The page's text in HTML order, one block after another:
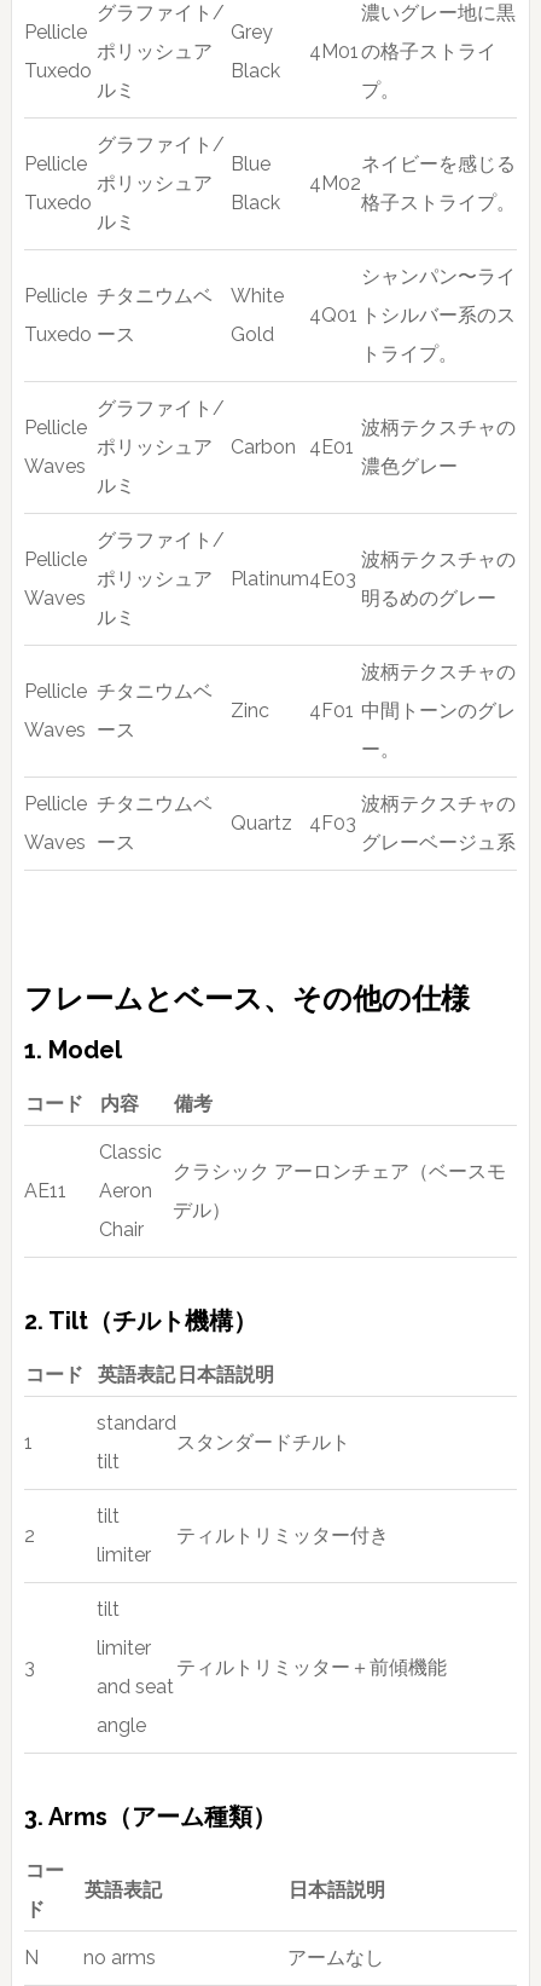
Pellicle
Tuxedo
グラファイト/
ポリッシュア
ルミ
Grey
Black
4M01
濃いグレー地に黒
の格子ストライ
プ。
Pellicle
Tuxedo
グラファイト/
ポリッシュア
ルミ
Blue
Black
4M02
ネイビーを感じる
格子ストライプ。
Pellicle
Tuxedo
チタニウムベ
ース
White
Gold
4Q01
シャンパン〜ライ
トシルバー系のス
トライプ。
Pellicle
Waves
グラファイト/
ポリッシュア
ルミ
Carbon 4E01
波柄テクスチャの
濃色グレー
Pellicle
Waves
グラファイト/
ポリッシュア
ルミ
Platinum4E03
波柄テクスチャの
明るめのグレー
Pellicle
Waves
チタニウムベ
ース
Zinc 4F01
波柄テクスチャの
中間トーンのグレ
ー。
Pellicle
Waves
チタニウムベ
ース
Quartz 4F03
波柄テクスチャの
グレーベージュ系
フレームとベース、その他の仕様
1. Model
コード 内容 備考
AE11
Classic
Aeron
Chair
クラシック アーロンチェア（ベースモ
デル）
2. Tilt（チルト機構）
コード 英語表記 日本語説明
1
standard
tilt
スタンダードチルト
2
tilt
limiter
ティルトリミッター付き
3
tilt
limiter
and seat
angle
ティルトリミッター＋前傾機能
3. Arms（アーム種類）
コー
ド
英語表記 日本語説明
N no arms アームなし